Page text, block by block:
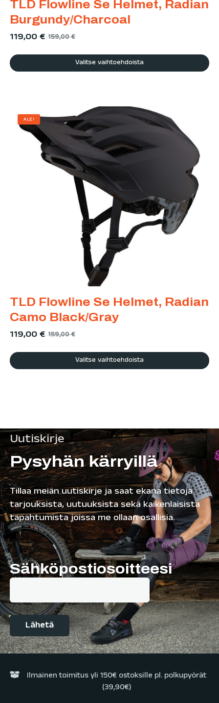
TLD Flowline Se Helmet, Radian
Burgundy/Charcoal
119,00€ 159,00€
Valitse vaihtoehdoista
ALE!
TLD Flowline Se Helmet, Radian
Camo Black/Gray
119,00€ 159,00€
Valitse vaihtoehdoista
Uutiskirje
Pysyhän kärryillä
Tillaa meiän uutiskirje ja saat ekana tietoja
tarjouksista, uutuuksista sekä kaikenlaisista
tapahtumista joissa me ollaan osallisia.
Sähköpostiosoitteesi
Ilmainen toimitus yli 150€ ostoksille pl. polkupyörät
(39,90€)